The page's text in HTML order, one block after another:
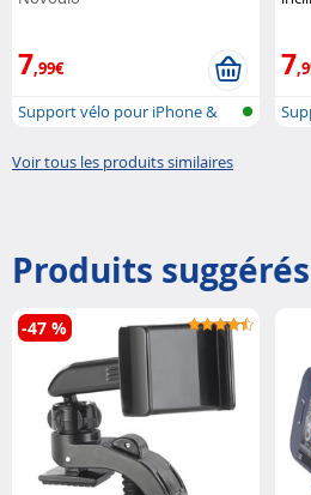
7,99€
Support vélo pour iPhone &
7
Voir tous les produits similaires
Produits suggérés
-47 %